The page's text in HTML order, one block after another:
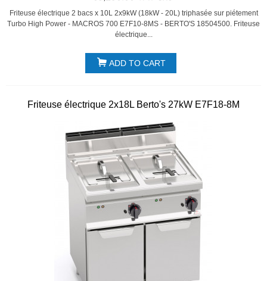
Friteuse électrique 2 bacs x 10L 2x9kW (18kW - 20L) triphasée sur piétement
Turbo High Power - MACROS 700 E7F10-8MS - BERTO'S 18504500. Friteuse
électrique...
ADD TO CART
Friteuse électrique 2x18L Berto's 27kW E7F18-8M